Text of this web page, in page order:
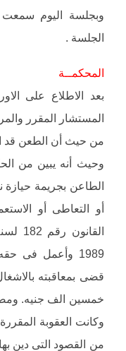
وبجلسة اليوم
الجلسة .
المحكمــة
بعد الاطلاع على
المستشار المقرر
من حيث أن الطعن قد
وحيث أنه يبين من
الطاعن بجريمة حيازة
قضى بمعاقبته
خمسين الف جنيه.
وكانت العقوبة
من القصود التى دين